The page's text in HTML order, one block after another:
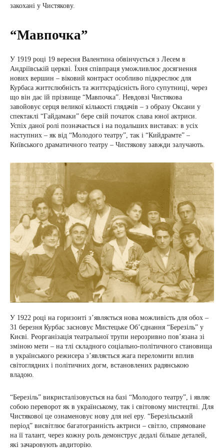
закохані у Чистякову.
“Мавпочка”
У 1919 році 19 вересня Валентина обвінчується з Лесем в
Андріївській церкві. Їхня співпраця уможливлює досягнення
нових вершин – віковий контраст особливо підкреслює для
Курбаса життєлюбність та життєрадісність його супутниці, через
що він дає їй прізвище “Мавпочка”. Невдовзі Чистякова
завойовує серця великої кількості глядачів – з образу Оксани у
спектаклі “Гайдамаки” бере свій початок слава юної актриси.
Успіх даної ролі позначається і на подальших виставах: в усіх
наступних – як від “Молодого театру”, так і “Кийдрамте” –
Київського драматичного театру – Чистякову завжди залучають.
У 1922 році на горизонті з’являється нова можливість для обох –
31 березня Курбас засновує Мистецьке Об’єднання “Березіль” у
Києві. Реорганізація театральної трупи нерозривно пов’язана зі
зміною мети – на тлі складного соціально-політичного становища
в українського режисера з’являється жага переломити вплив
світоглядних і політичних догм, встановлених радянською
владою.
“Березіль” викристалізовується на базі “Молодого театру”, і являє
собою переворот як в українському, так і світовому мистецтві. Для
Чистякової це ознаменовує нову для неї еру. “Березільський
період” висвітлює багатогранність актриси – світло, спрямоване
на її талант, через кожну роль демонструє дедалі більше деталей,
які зачаровують авдиторію.